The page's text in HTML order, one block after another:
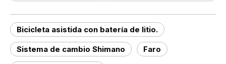
Bicicleta asistida con batería de litio.
Sistema de cambio Shimano Faro